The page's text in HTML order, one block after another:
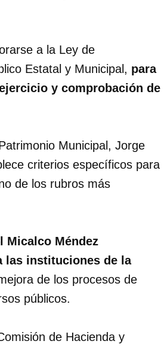
a la Ley de
Estatal y Municipal, para
y comprobación de
Municipal, Jorge
criterios específicos para
de los rubros más
Micalco Méndez
las instituciones de la
de los procesos de
públicos.
de Hacienda y